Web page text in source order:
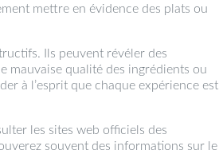
mettre en évidence des plats ou
Ils peuvent révéler des
mauvaise qualité des ingrédients ou
à l’esprit que chaque expérience est
les sites web officiels des
souvent des informations sur le